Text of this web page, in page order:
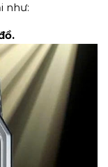
như: